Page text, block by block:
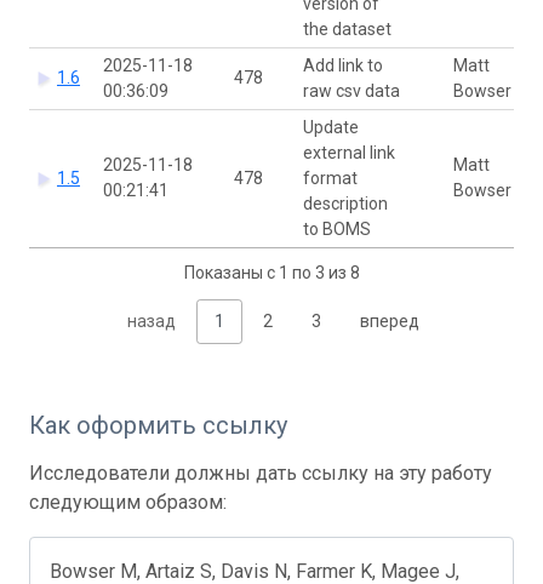
the dataset
1.6
2025-11-18
00:36:09
478
Add link to
raw csv data
Matt
Bowser
1.5
2025-11-18
00:21:41
478
Update
external link
format
description
to BOMS
Matt
Bowser
Показаны с 1 по 3 из 8
назад 1 2 3 вперед
Как оформить ссылку
Исследователи должны дать ссылку на эту работу
следующим образом:
Bowser M, Artaiz S, Davis N, Farmer K, Magee J,